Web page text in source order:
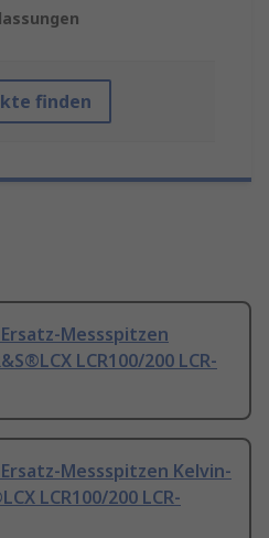
finden
Messspitzen
LCR100/200 LCR-
Messspitzen Kelvin-
LCR100/200 LCR-